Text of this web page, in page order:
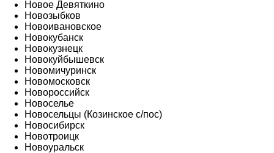
Новое Девяткино
Новозыбков
Новоивановское
Новокубанск
Новокузнецк
Новокуйбышевск
Новомичуринск
Новомосковск
Новороссийск
Новоселье
Новосельцы (Козинское с/пос)
Новосибирск
Новотроицк
Новоуральск